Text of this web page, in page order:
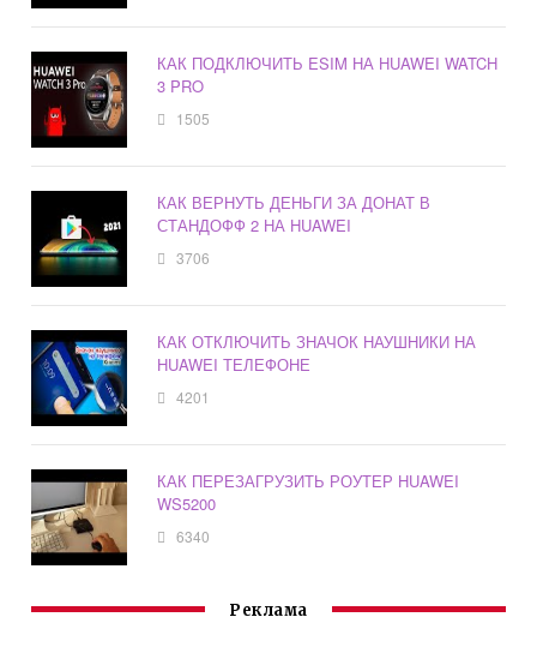
КАК ПОДКЛЮЧИТЬ ESIM НА HUAWEI WATCH
3 PRO
1505
КАК ВЕРНУТЬ ДЕНЬГИ ЗА ДОНАТ В
СТАНДОФФ 2 НА HUAWEI
3706
КАК ОТКЛЮЧИТЬ ЗНАЧОК НАУШНИКИ НА
HUAWEI ТЕЛЕФОНЕ
4201
КАК ПЕРЕЗАГРУЗИТЬ РОУТЕР HUAWEI
WS5200
6340
Реклама